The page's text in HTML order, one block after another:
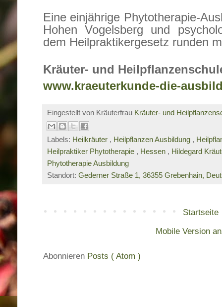
Eine einjährige Phytotherapie-
Hohen Vogelsberg und
dem Heilpraktikergesetz runden
Kräuter- und
www.kraeuterkunde-die-
Eingestellt von Kräuterfrau Kräuter- und
Labels: Heilkräuter , Heilpflanzen Ausbildung ,
Heilpraktiker Phytotherapie , Hessen , Hildegard
Phytotherapie Ausbildung
Standort: Gederner Straße 1, 36355 Grebenhain,
Startseite
Mobile Version
Abonnieren Posts ( Atom )